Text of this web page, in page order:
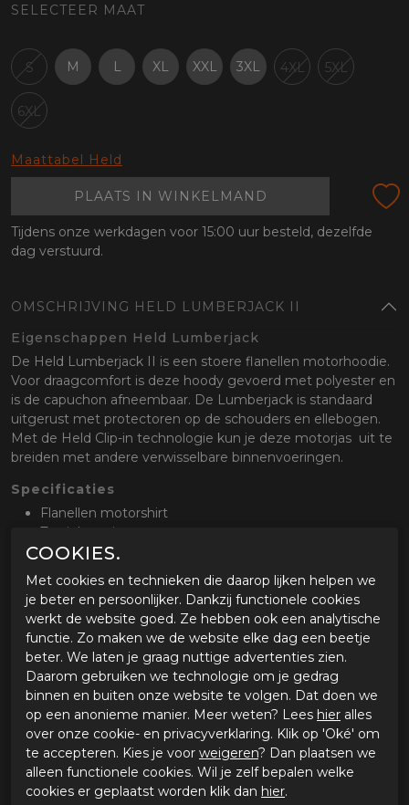
SELECTEER MAAT
S M L XL XXL 3XL 4XL 5XL
6XL
Maattabel Held
PLAATS IN WINKELMAND
Tijdens onze werkdagen voor 15:00 uur besteld, dezelfde
dag verstuurd.
OMSCHRIJVING HELD LUMBERJACK II
Eigenschappen Held Lumberjack
De Held Lumberjack II is een stoere flanellen motorhoodie.
Voor draagcomfort is deze hoody gevoerd met polyester en
is de capuchon afneembaar. De Lumberjack is standaard
uitgerust met protectoren op de schouders en ellebogen.
Met de Held Clip-in technologie kun je deze motorjas uit te
breiden met andere verwisselbare binnenvoeringen.
Specificaties
Flanellen motorshirt
Textiel voering
EN 1621-1:2012 CE-gecertificeerde protectie op
Voorbereid op rugprotector(los verkrijgbaar)
Held Armaprotec materiaal verstevigingen op de
schouder, elleboog en rug
Rits en knoopsluiting
Held Clip-in technology
Afneembare capuchon
Vier externe zakken
Gecertificeerd FprEN 17092
SPECIFICATIES HELD LUMBERJACK II
COOKIES.
Met cookies en technieken die daarop lijken helpen we
je beter en persoonlijker. Dankzij functionele cookies
werkt de website goed. Ze hebben ook een analytische
functie. Zo maken we de website elke dag een beetje
beter. We laten je graag nuttige advertenties zien.
Daarom gebruiken we technologie om je gedrag
binnen en buiten onze website te volgen. Dat doen we
op een anonieme manier. Meer weten? Lees hier alles
over onze cookie- en privacyverklaring. Klik op 'Oké' om
te accepteren. Kies je voor weigeren? Dan plaatsen we
alleen functionele cookies. Wil je zelf bepalen welke
cookies er geplaatst worden klik dan hier.